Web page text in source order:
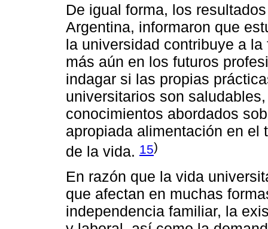
De igual forma, los
Argentina, informaron que
la universidad contribuye a
más aún en los futuros
indagar si las propias
universitarios son
conocimientos abordados
apropiada alimentación en
de la vida. 15)
En razón que la vida
que afectan en muchas
independencia familiar, la